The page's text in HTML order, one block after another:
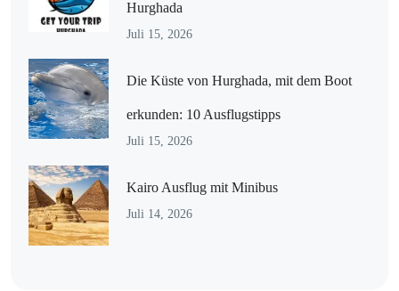
Hurghada
Juli 15, 2026
Die Küste von Hurghada, mit dem Boot
erkunden: 10 Ausflugstipps
Juli 15, 2026
Kairo Ausflug mit Minibus
Juli 14, 2026